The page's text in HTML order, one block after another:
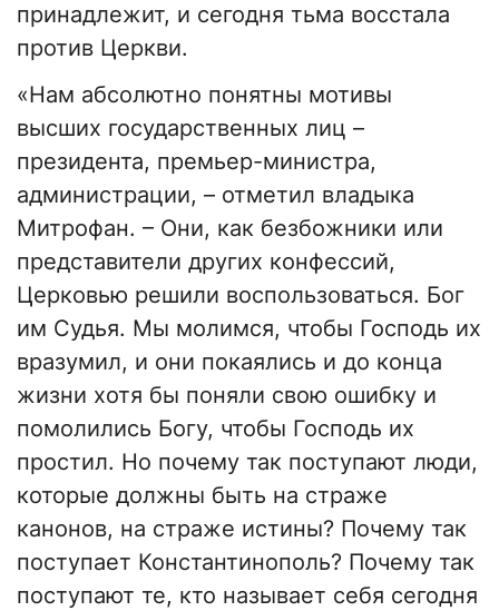
принадлежит, и сегодня тьма восстала
против Церкви.
«Нам абсолютно понятны мотивы
высших государственных лиц –
президента, премьер-министра,
администрации, – отметил владыка
Митрофан. – Они, как безбожники или
представители других конфессий,
Церковью решили воспользоваться. Бог
им Судья. Мы молимся, чтобы Господь их
вразумил, и они покаялись и до конца
жизни хотя бы поняли свою ошибку и
помолились Богу, чтобы Господь их
простил. Но почему так поступают люди,
которые должны быть на страже
канонов, на страже истины? Почему так
поступает Константинополь? Почему так
поступают те, кто называет себя сегодня